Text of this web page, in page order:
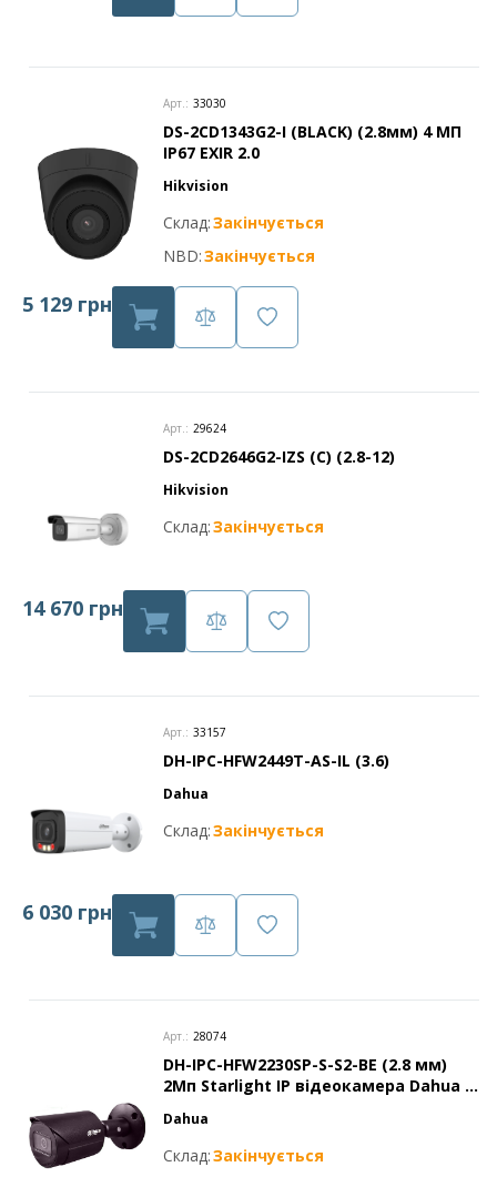
Арт.: 33030
DS-2CD1343G2-I (BLACK) (2.8мм) 4 МП
IP67 EXIR 2.0
Hikvision
Склад:Закінчується
NBD:Закінчується
5 129 грн
Арт.: 29624
DS-2CD2646G2-IZS (C) (2.8-12)
Hikvision
Склад:Закінчується
14 670 грн
Арт.: 33157
DH-IPC-HFW2449T-AS-IL (3.6)
Dahua
Склад:Закінчується
6 030 грн
Арт.: 28074
DH-IPC-HFW2230SP-S-S2-BE (2.8 мм)
2Mп Starlight IP відеокамера Dahua c
Dahua
Склад:Закінчується